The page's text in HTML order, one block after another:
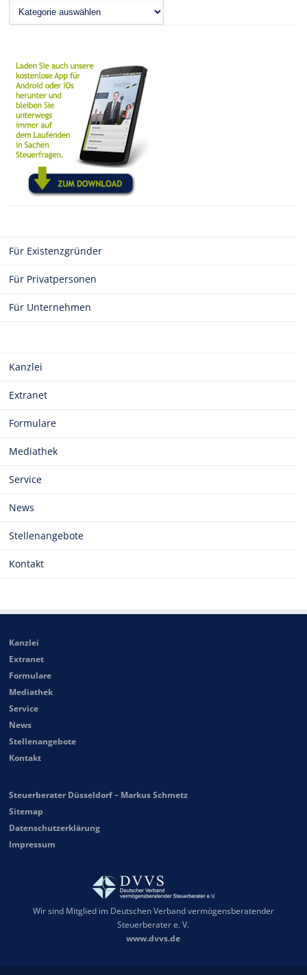
News
Für Existenzgründer
Für Privatpersonen
Für Unternehmen
Kanzlei
Extranet
Formulare
Mediathek
Service
News
Stellenangebote
Kontakt
Kanzlei
Extranet
Formulare
Mediathek
Service
News
Stellenangebote
Kontakt
Steuerberater Düsseldorf – Markus Schmetz
Sitemap
Datenschutzerklärung
Impressum
Wir sind Mitglied im Deutschen Verband vermögensberatender
Steuerberater e. V.
www.dvvs.de